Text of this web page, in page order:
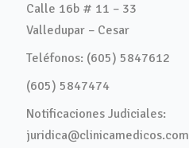
Calle 16b # 11 – 33
Valledupar – Cesar
Teléfonos: (605) 5847612
(605) 5847474
Notificaciones Judiciales:
juridica@clinicamedicos.com